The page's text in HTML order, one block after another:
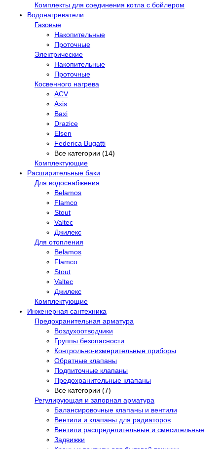
Комплекты для соединения котла с бойлером
Водонагреватели
Газовые
Накопительные
Проточные
Электрические
Накопительные
Проточные
Косвенного нагрева
ACV
Axis
Baxi
Drazice
Elsen
Federica Bugatti
Все категории (14)
Комплектующие
Расширительные баки
Для водоснабжения
Belamos
Flamco
Stout
Valtec
Джилекс
Для отопления
Belamos
Flamco
Stout
Valtec
Джилекс
Комплектующие
Инженерная сантехника
Предохранительная арматура
Воздухоотводчики
Группы безопасности
Контрольно-измерительные приборы
Обратные клапаны
Подпиточные клапаны
Предохранительные клапаны
Все категории (7)
Регулирующая и запорная арматура
Балансировочные клапаны и вентили
Вентили и клапаны для радиаторов
Вентили распределительные и смесительные
Задвижки